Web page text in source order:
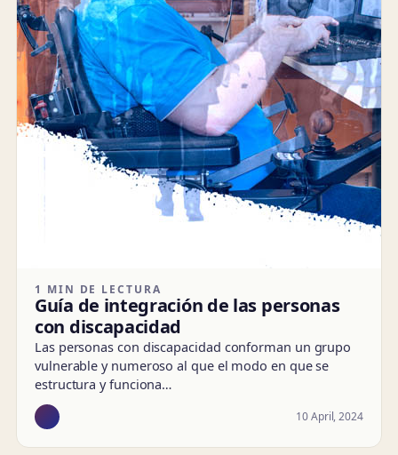
1 MIN DE LECTURA
Guía de integración de las personas
con discapacidad
Las personas con discapacidad conforman un grupo
vulnerable y numeroso al que el modo en que se
estructura y funciona…
10 April, 2024